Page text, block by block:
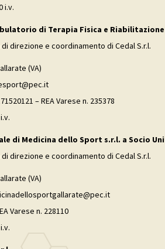
i.v.
di Terapia Fisica e
direzione e coordinamento di Cedal S.r.l.
(VA)
– REA Varese n. 235378
di Medicina dello Sport s.r.l. a Socio
direzione e coordinamento di Cedal S.r.l.
(VA)
Varese n. 228110